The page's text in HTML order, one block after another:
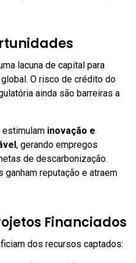
lacuna de capital para
O risco de crédito do
ainda são barreiras a
inovação e
, gerando empregos
de descarbonização.
reputação e atraem
Financiados
dos recursos captados: